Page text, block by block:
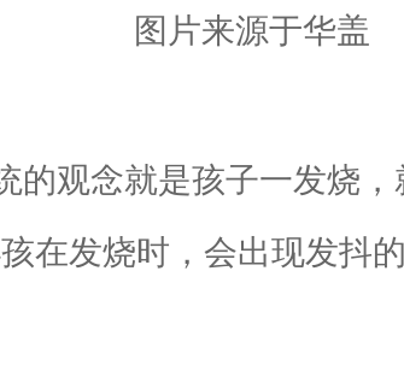
图片来源于华盖
的观念就是孩子一发烧
在发烧时，会出现发抖